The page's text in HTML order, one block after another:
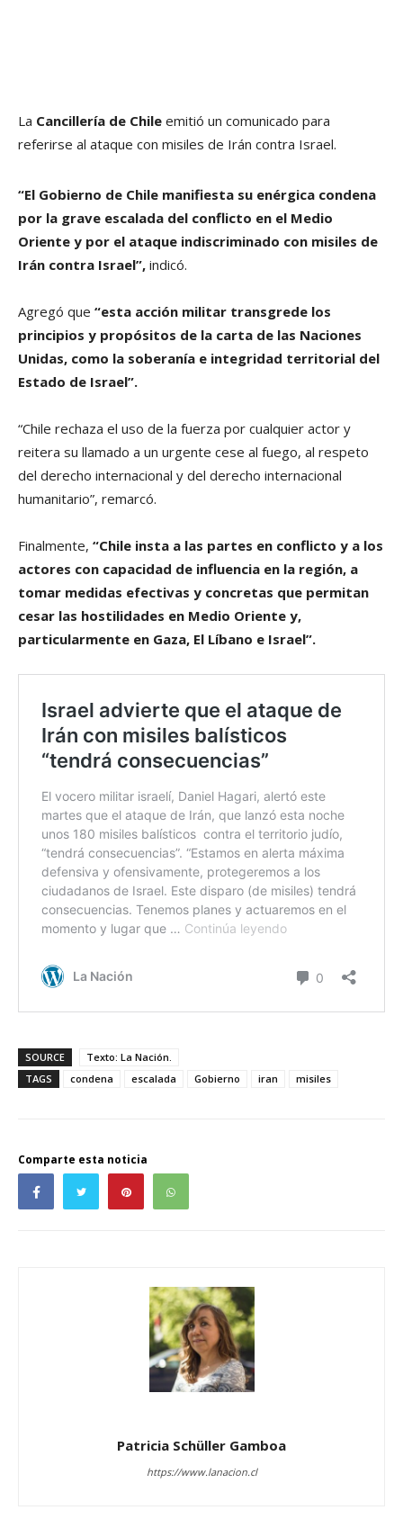
La Cancillería de Chile emitió un comunicado para
referirse al ataque con misiles de Irán contra Israel.
“El Gobierno de Chile manifiesta su enérgica condena
por la grave escalada del conflicto en el Medio
Oriente y por el ataque indiscriminado con misiles de
Irán contra Israel”, indicó.
Agregó que “esta acción militar transgrede los
principios y propósitos de la carta de las Naciones
Unidas, como la soberanía e integridad territorial del
Estado de Israel”.
“Chile rechaza el uso de la fuerza por cualquier actor y
reitera su llamado a un urgente cese al fuego, al respeto
del derecho internacional y del derecho internacional
humanitario”, remarcó.
Finalmente, “Chile insta a las partes en conflicto y a los
actores con capacidad de influencia en la región, a
tomar medidas efectivas y concretas que permitan
cesar las hostilidades en Medio Oriente y,
particularmente en Gaza, El Líbano e Israel”.
SOURCE
Texto: La Nación.
TAGS
condena escalada Gobierno iran misiles
Comparte esta noticia
Patricia Schüller Gamboa
https://www.lanacion.cl